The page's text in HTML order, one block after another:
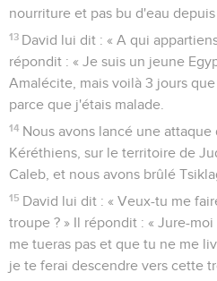
nourriture et pas bu d'eau
13 David lui dit : « A qui
répondit : « Je suis un jeune
Amalécite, mais voilà 3 jours
parce que j'étais malade.
14 Nous avons lancé une
Kéréthiens, sur le territoire de
Caleb, et nous avons brûlé
15 David lui dit : « Veux-tu me
troupe ? » Il répondit : « Jure-
me tueras pas et que tu ne me
je te ferai descendre vers cette